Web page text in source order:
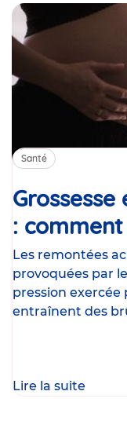
Santé
:
Les remontées
provoquées par
pression exercée
entraînent des
Lire la suite